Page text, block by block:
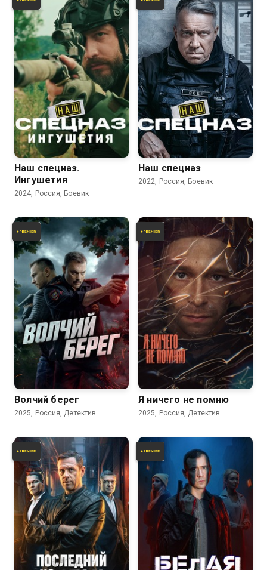
Наш спецназ.
Ингушетия
2024, Россия, Боевик
Наш спецназ
2022, Россия, Боевик
Волчий берег
2025, Россия, Детектив
Я ничего не помню
2025, Россия, Детектив